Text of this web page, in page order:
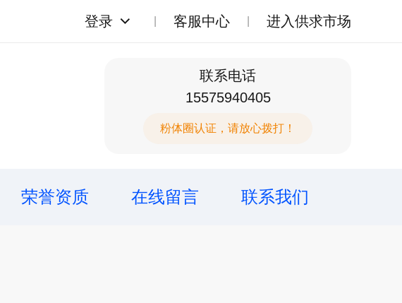
登录 客服中心 进入供求市场
联系电话
15575940405
粉体圈认证，请放心拨打！
荣誉资质 在线留言 联系我们